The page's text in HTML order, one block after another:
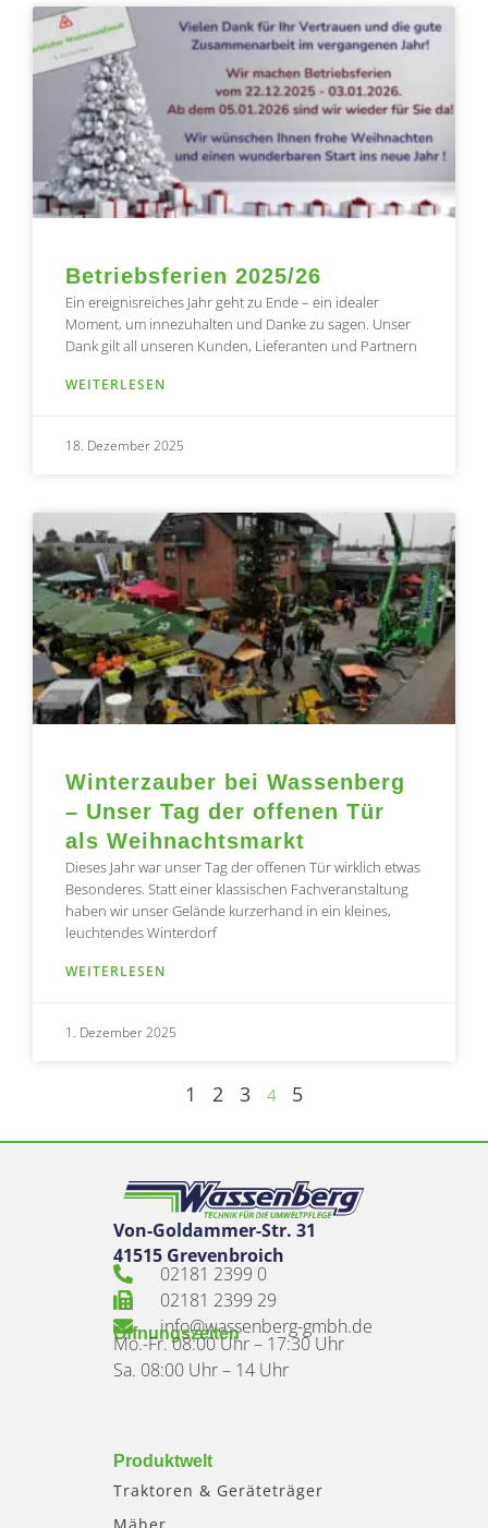
Betriebsferien 2025/26
Ein ereignisreiches Jahr geht zu Ende – ein idealer
Moment, um innezuhalten und Danke zu sagen. Unser
Dank gilt all unseren Kunden, Lieferanten und Partnern
WEITERLESEN
18. Dezember 2025
Winterzauber bei Wassenberg
– Unser Tag der offenen Tür
als Weihnachtsmarkt
Dieses Jahr war unser Tag der offenen Tür wirklich etwas
Besonderes. Statt einer klassischen Fachveranstaltung
haben wir unser Gelände kurzerhand in ein kleines,
leuchtendes Winterdorf
WEITERLESEN
1. Dezember 2025
Seite
1
Seite
2
Seite
3
Seite
4
Seite
5
Von-Goldammer-Str. 31
41515 Grevenbroich
02181 2399 0
02181 2399 29
info@wassenberg-gmbh.de
Öffnungszeiten
Mo.-Fr. 08:00 Uhr – 17:30 Uhr
Sa. 08:00 Uhr – 14 Uhr
Produktwelt
Traktoren & Geräteträger